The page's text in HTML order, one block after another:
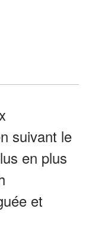
suivant le
en plus
et